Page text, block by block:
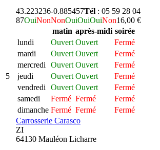
5
43.223236-0.885457Tél : 05 59 28 04
87OuiNonNonOuiOuiOuiNon16,00 €
matin après-midi soirée
lundi
Ouvert Ouvert
Fermé
mardi
Ouvert Ouvert
Fermé
mercredi
Ouvert Ouvert
Fermé
jeudi
Ouvert Ouvert
Fermé
vendredi
Ouvert Ouvert
Fermé
samedi
Fermé Fermé
Fermé
dimanche Fermé Fermé
Fermé
Carrosserie Carasco
ZI
64130 Mauléon Licharre